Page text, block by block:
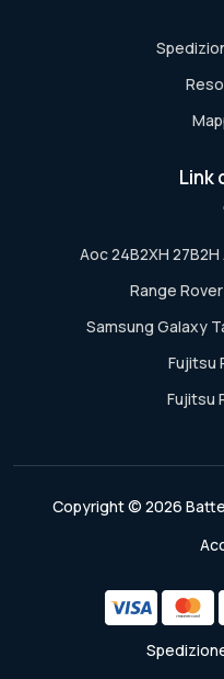
Link
Aoc 24B2XH
Range
Samsung Galaxy
Fujitsu
Fujitsu
Copyright © 2026